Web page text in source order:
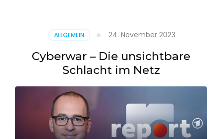
ALLGEMEIN 24. November 2023
Cyberwar – Die unsichtbare
Schlacht im Netz